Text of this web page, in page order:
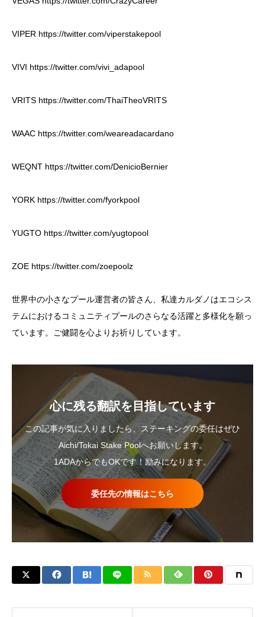
VIPER https://twitter.com/viperstakepool
VIVI https://twitter.com/vivi_adapool
VRITS https://twitter.com/ThaiTheoVRITS
WAAC https://twitter.com/weareadacardano
WEQNT https://twitter.com/DenicioBernier
YORK https://twitter.com/fyorkpool
YUGTO https://twitter.com/yugtopool
ZOE https://twitter.com/zoepoolz
世界中の小さなプール運営者の皆さん、私達カルダノはエコシス
テムにおけるコミュニティプールのさらなる活躍と多様化を願っ
ています。ご健闘を心よりお祈りしています。
心に残る翻訳を目指しています
この記事が気に入りましたら、ステーキングの委任はぜひ
Aichi/Tokai Stake Poolへお願いします。
1ADAからでもOKです！励みになります。
委任先の情報はこちら